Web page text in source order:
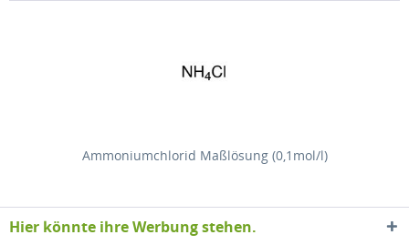
Ammoniumchlorid Maßlösung (0,1mol/l)
Hier könnte ihre Werbung stehen.